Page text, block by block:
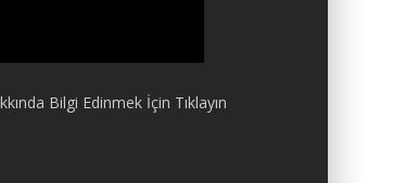
Bilgi Edinmek İçin Tıklayın